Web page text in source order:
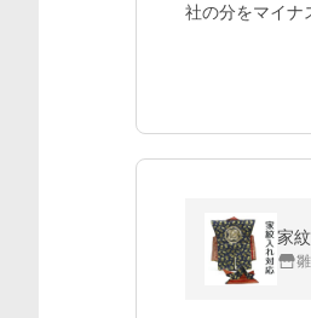
社の分をマイナ